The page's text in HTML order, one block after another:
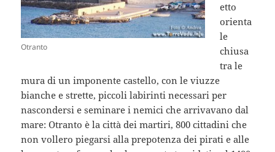
Otranto
etto
orienta
le
chiusa
tra le
mura di un imponente castello, con le viuzze
bianche e strette, piccoli labirinti necessari per
nascondersi e seminare i nemici che arrivavano dal
mare: Otranto è la città dei martiri, 800 cittadini che
non vollero piegarsi alla prepotenza dei pirati e alle